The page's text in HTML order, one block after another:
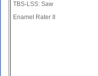
TBS-LSS: Saw
Enamel Rater II